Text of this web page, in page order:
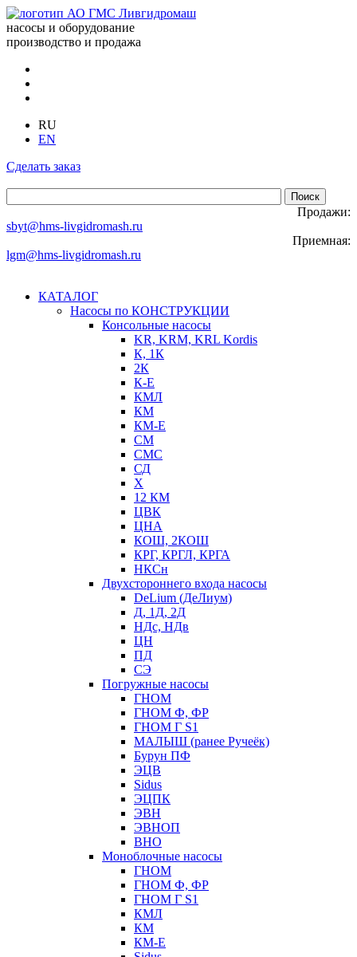
насосы и оборудование
производство и продажа
RU
EN
Сделать заказ
Продажи:
sbyt@hms-livgidromash.ru
Приемная:
lgm@hms-livgidromash.ru
КАТАЛОГ
Насосы по КОНСТРУКЦИИ
Консольные насосы
KR, KRM, KRL Kordis
К, 1К
2К
К-Е
КМЛ
КМ
КМ-Е
СМ
СМС
СД
Х
12 КМ
ЦВК
ЦНА
КОШ, 2КОШ
КРГ, КРГЛ, КРГА
НКСн
Двухстороннего входа насосы
DeLium (ДеЛиум)
Д, 1Д, 2Д
НДс, НДв
ЦН
ПД
СЭ
Погружные насосы
ГНОМ
ГНОМ Ф, ФР
ГНОМ Г S1
МАЛЫШ (ранее Ручеёк)
Бурун ПФ
ЭЦВ
Sidus
ЭЦПК
ЭВН
ЭВНОП
ВНО
Моноблочные насосы
ГНОМ
ГНОМ Ф, ФР
ГНОМ Г S1
КМЛ
КМ
КМ-Е